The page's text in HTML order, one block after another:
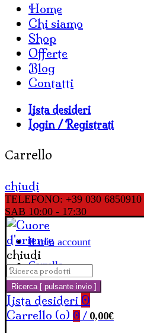
Home
Chi siamo
Shop
Offerte
Blog
Contatti
Lista desideri
Login / Registrati
Carrello
chiudi
TELEFONO: +39 030 6850910
SAB 10:00 - 17:30
Il mio account
Carrello
chiudi
Cerca:
Ricerca [ pulsante invio ]
Lista desideri 0
Carrello (o) 0 / 0,00€